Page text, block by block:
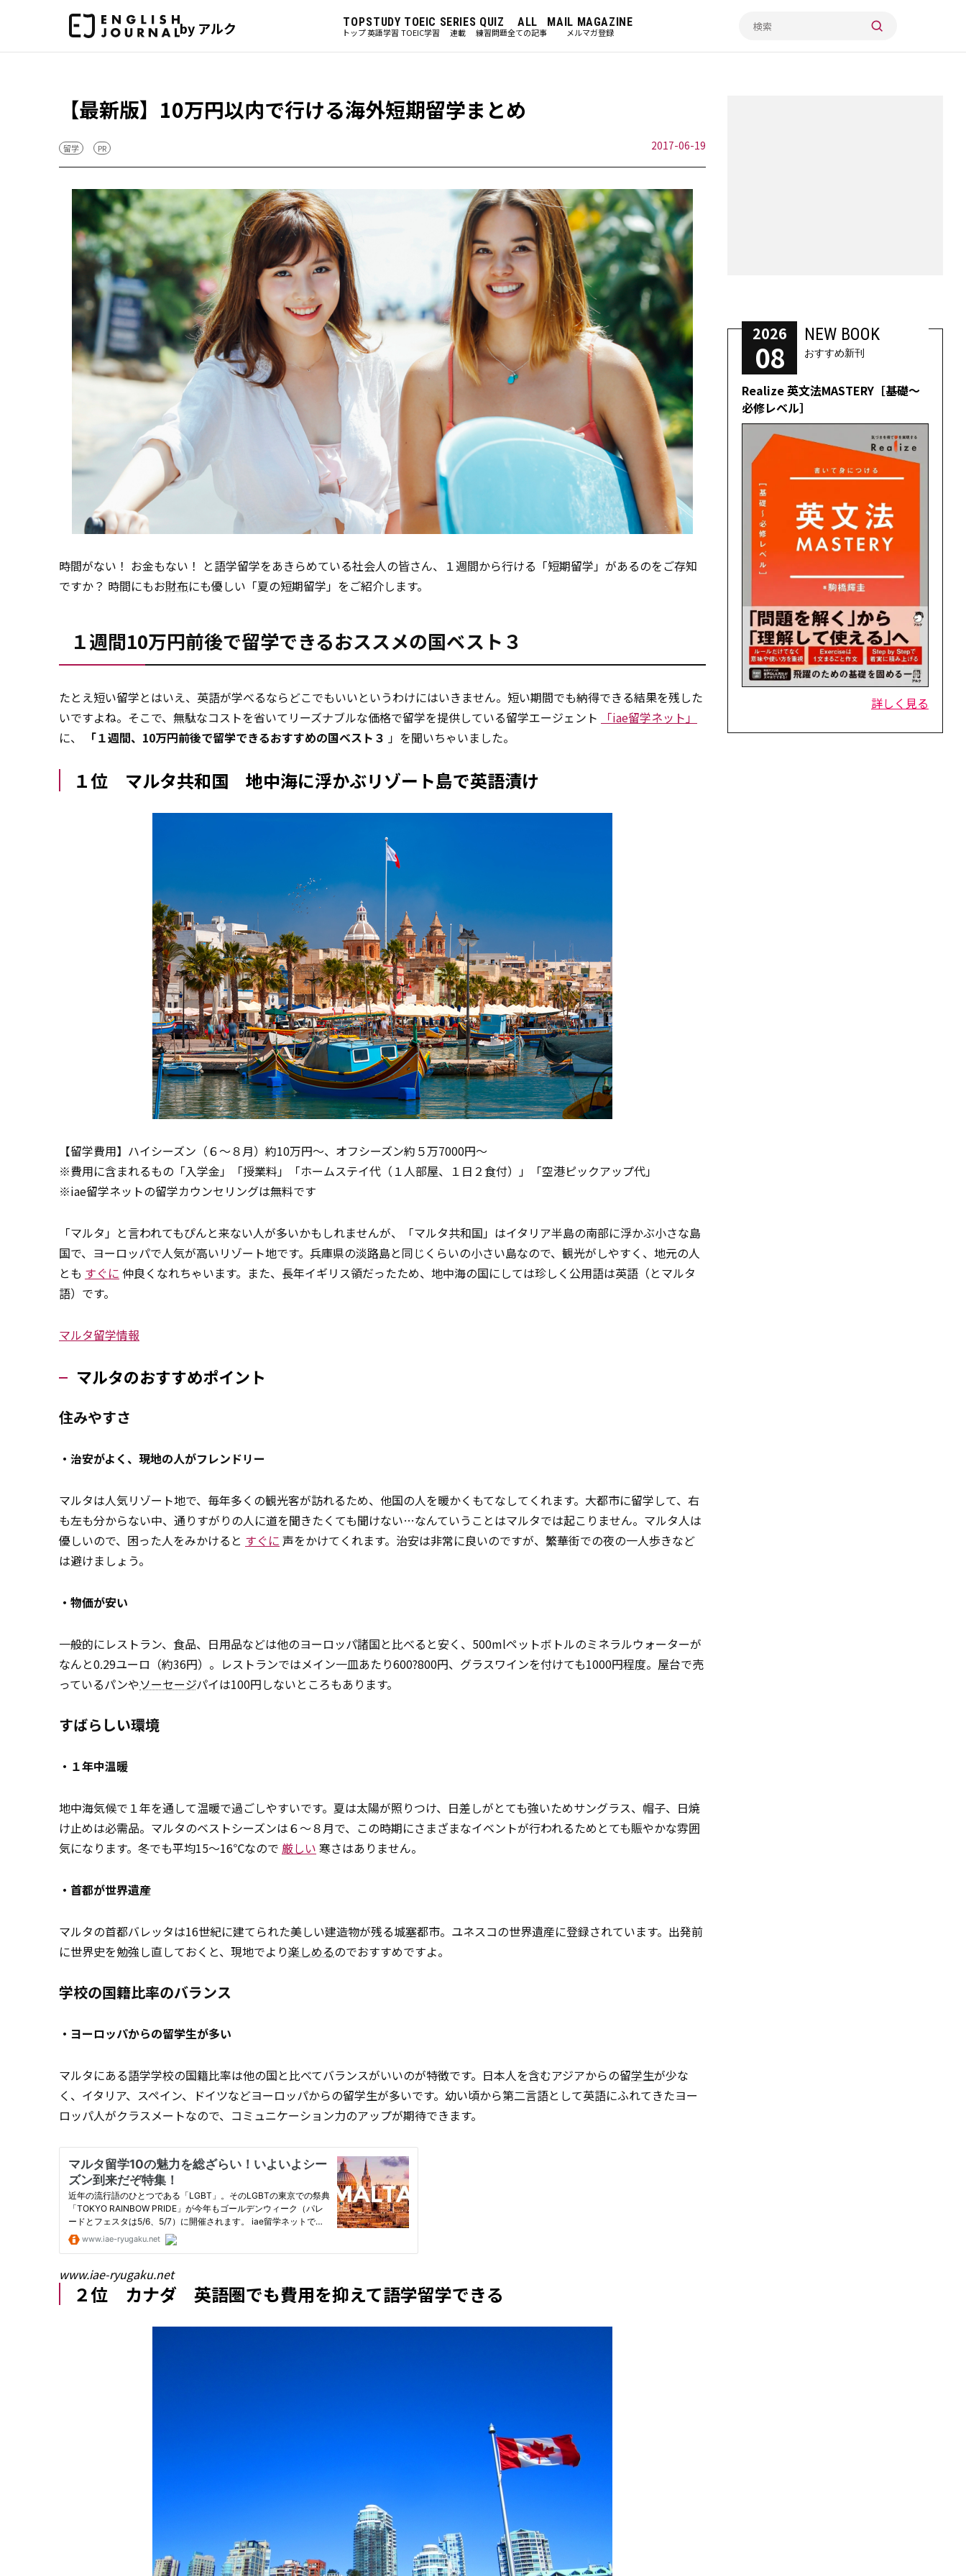
by アルク TOP
トップ
STUDY
英語学習
TOEIC
TOEIC学習
SERIES
連載
QUIZ
練習問題
ALL
全ての記事
MAIL MAGAZINE
メルマガ登録
【最新版】10万円以内で行ける海外短期留学まとめ
留学 PR 2017-06-19
時間がない！ お金もない！ と語学留学をあきらめている社会人の皆さん、１週間から行ける「短期留学」があるのをご存知
ですか？ 時間にもお財布にも優しい「夏の短期留学」をご紹介します。
１週間10万円前後で留学できるおススメの国ベスト３
たとえ短い留学とはいえ、英語が学べるならどこでもいいというわけにはいきません。短い期間でも納得できる結果を残した
いですよね。そこで、無駄なコストを省いてリーズナブルな価格で留学を提供している留学エージェント
「iae留学ネット」
に、
「１週間、10万円前後で留学できるおすすめの国ベスト３ 」を聞いちゃいました。
１位 マルタ共和国 地中海に浮かぶリゾート島で英語漬け
【留学費用】ハイシーズン（６～８月）約10万円～、オフシーズン約５万7000円～
※費用に含まれるもの「入学金」「授業料」「ホームステイ代（１人部屋、１日２食付）」「空港ピックアップ代」
※iae留学ネットの留学カウンセリングは無料です
「マルタ」と言われてもぴんと来ない人が多いかもしれませんが、「マルタ共和国」はイタリア半島の南部に浮かぶ小さな島
国で、ヨーロッパで人気が高いリゾート地です。兵庫県の淡路島と同じくらいの小さい島なので、観光がしやすく、地元の人
とも すぐに 仲良くなれちゃいます。また、長年イギリス領だったため、地中海の国にしては珍しく公用語は英語（とマルタ
語）です。
マルタ留学情報
マルタのおすすめポイント
住みやすさ
・治安がよく、現地の人がフレンドリー
マルタは人気リゾート地で、毎年多くの観光客が訪れるため、他国の人を暖かくもてなしてくれます。大都市に留学して、右
も左も分からない中、通りすがりの人に道を聞きたくても聞けない…なんていうことはマルタでは起こりません。マルタ人は
優しいので、困った人をみかけると すぐに 声をかけてくれます。治安は非常に良いのですが、繁華街での夜の一人歩きなど
は避けましょう。
・物価が安い
一般的にレストラン、食品、日用品などは他のヨーロッパ諸国と比べると安く、500mlペットボトルのミネラルウォーターが
なんと0.29ユーロ（約36円）。レストランではメイン一皿あたり600?800円、グラスワインを付けても1000円程度。屋台で売
っているパンやソーセージパイは100円しないところもあります。
すばらしい環境
・１年中温暖
地中海気候で１年を通して温暖で過ごしやすいです。夏は太陽が照りつけ、日差しがとても強いためサングラス、帽子、日焼
け止めは必需品。マルタのベストシーズンは６～８月で、この時期にさまざまなイベントが行われるためとても賑やかな雰囲
気になります。冬でも平均15～16℃なので 厳しい 寒さはありません。
・首都が世界遺産
マルタの首都バレッタは16世紀に建てられた美しい建造物が残る城塞都市。ユネスコの世界遺産に登録されています。出発前
に世界史を勉強し直しておくと、現地でより楽しめるのでおすすめですよ。
学校の国籍比率のバランス
・ヨーロッパからの留学生が多い
マルタにある語学学校の国籍比率は他の国と比べてバランスがいいのが特徴です。日本人を含むアジアからの留学生が少な
く、イタリア、スペイン、ドイツなどヨーロッパからの留学生が多いです。幼い頃から第二言語として英語にふれてきたヨー
ロッパ人がクラスメートなので、コミュニケーション力のアップが期待できます。
www.iae-ryugaku.net
２位 カナダ 英語圏でも費用を抑えて語学留学できる
2026
08
NEW BOOK
おすすめ新刊
Realize 英文法MASTERY［基礎～
必修レベル］
詳しく見る